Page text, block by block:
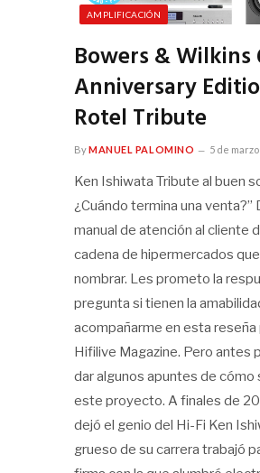
AMPLIFICACIÓN
Bowers & Wilkins
Anniversary
Rotel Tribute
ByMANUEL PALOMINO 5 de
Ken Ishiwata Tribute al buen
¿Cuándo termina una venta?”
manual de atención al cliente
cadena de hipermercados
nombrar. Les prometo la
pregunta si tienen la
acompañarme en esta reseña
Hifilive Magazine. Pero antes
dar algunos apuntes de cómo
este proyecto. A finales de
dejó el genio del Hi-Fi Ken
grueso de su carrera trabajó